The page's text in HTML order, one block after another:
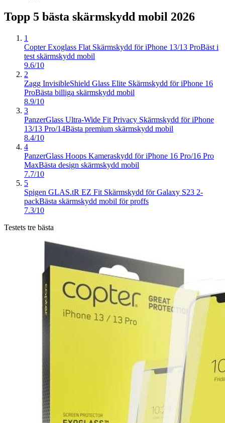
Topp 5 bästa skärmskydd mobil 2026
1
Copter Exoglass Flat Skärmskydd för iPhone 13/13 ProBäst i
test skärmskydd mobil
9.6/10
2
Zagg InvisibleShield Glass Elite Skärmskydd för iPhone 16
ProBästa billiga skärmskydd mobil
8.9/10
3
PanzerGlass Ultra-Wide Fit Privacy Skärmskydd för iPhone
13/13 Pro/14Bästa premium skärmskydd mobil
8.4/10
4
PanzerGlass Hoops Kameraskydd för iPhone 16 Pro/16 Pro
MaxBästa design skärmskydd mobil
7.7/10
5
Spigen GLAS.tR EZ Fit Skärmskydd för Galaxy S23 2-
packBästa skärmskydd mobil för proffs
7.3/10
Testets tre bästa